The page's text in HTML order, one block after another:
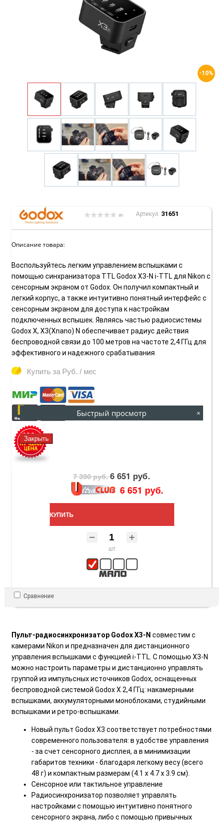
-10%
(0) Артикул: 31651
Описание товара:
Воспользуйтесь легким управлением вспышками с
помощью синхранизатора TTL Godox X3-N i-TTL для Nikon с
сенсорным экраном от Godox. Он получил компактный и
легкий корпус, а также интуитивно понятный интерфейс с
сенсорным экраном для доступа к настройкам
подключенных вспышек. Являясь частью радиосистемы
Godox X, X3(Xnano) N обеспечивает радиус действия
беспроводной связи до 100 метров на частоте 2,4 ГГц для
эффективного и надежного срабатывания
Купить за Руб. / мес
7 390 руб.6 651 руб.
6 651 руб.
КУПИТЬ
шт
Сравнение
Пульт-радиосинхронизатор Godox X3-N совместим с
камерами Nikon и предназначен для дистанционного
управления вспышками с функцией i-TTL. С помощью X3-N
можно настроить параметры и дистанционно управлять
группой из импульсных источников Godox, оснащенных
беспроводной системой Godox X 2,4 ГГц: накамерными
вспышками, аккумуляторными моноблоками, студийными
вспышками и ретро-вспышками.
Новый пульт Godox X3 соответствует потребностями
современного пользователя: в удобстве управления
- за счет сенсорного дисплея, а в минимизации
габаритов техники - благодаря легкому весу (всего
48 г) и компактным размерам (4.1 х 4.7 х 3.9 см).
Сенсорное или тактильное управление
Радиосинхронизатор позволяет управлять
настройками с помощью интуитивно понятного
сенсорного экрана, либо с помощью привычных
Быстрый просмотр ×
Закрыть